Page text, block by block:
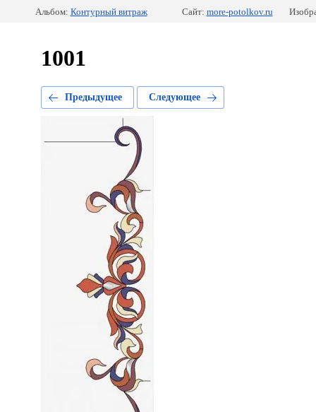
Альбом: Контурный витраж Сайт: more-potolkov.ru
1001
Предыдущее Следующее